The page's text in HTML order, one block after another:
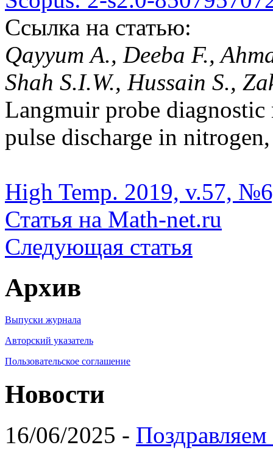
Ссылка на статью:
Qayyum A., Deeba F.,
Shah S.I.W., Hussain S.,
Langmuir probe diagnostic
pulse discharge in
High Temp. 2019, v.57,
Статья на Math-net.ru
Следующая статья
Архив
Выпуски журнала
Авторский указатель
Пользовательское соглашение
Новости
16/06/2025 -